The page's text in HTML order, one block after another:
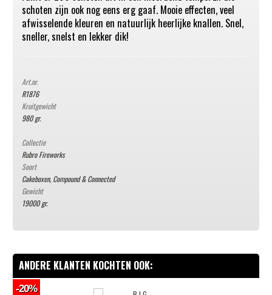
schoten zijn ook nog eens erg gaaf. Mooie effecten, veel
afwisselende kleuren en natuurlijk heerlijke knallen. Snel,
sneller, snelst en lekker dik!
Art.nr.
R1876
Kruitgewicht
980 gr.
Collectie
Rubro Fireworks
Soort
Cakeboxen, Compound & Connected
Gewicht
19000 gr.
ANDERE KLANTEN KOCHTEN OOK:
-20%